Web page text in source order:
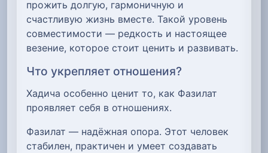
прожить долгую, гармоничную и
счастливую жизнь вместе. Такой уровень
совместимости — редкость и настоящее
везение, которое стоит ценить и развивать.
Что укрепляет отношения?
Хадича особенно ценит то, как Фазилат
проявляет себя в отношениях.
Фазилат — надёжная опора. Этот человек
стабилен, практичен и умеет создавать